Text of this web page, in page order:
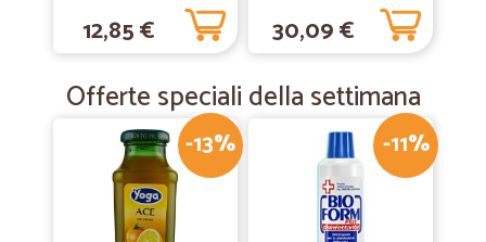
12,85 € 30,09 €
Offerte speciali della settimana
-13% -11%